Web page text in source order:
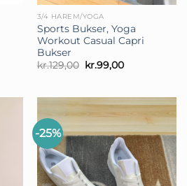
3/4 HAREM/YOGA
Sports Bukser, Yoga
Workout Casual Capri
Bukser
kr.129,00 Den
oprindelige
kr.129,00.
kr.99,00Den
kr.99,00.
-25%